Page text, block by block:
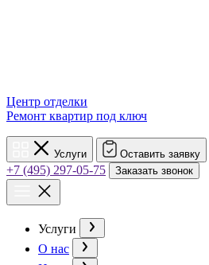
Центр отделки
Ремонт квартир под ключ
Услуги Оставить заявку
+7 (495) 297-05-75
Заказать звонок
Услуги
О нас